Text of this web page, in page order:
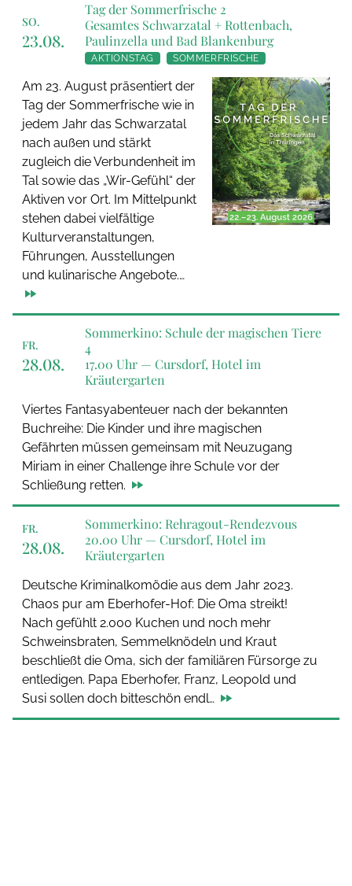
SO.
23.08.
Tag der Sommerfrische 2
Gesamtes Schwarzatal + Rottenbach,
Paulinzella und Bad Blankenburg
AKTIONSTAG SOMMERFRISCHE
Am 23. August präsentiert der
Tag der Sommerfrische wie in
jedem Jahr das Schwarzatal
nach außen und stärkt
zugleich die Verbundenheit im
Tal sowie das „Wir-Gefühl“ der
Aktiven vor Ort. Im Mittelpunkt
stehen dabei vielfältige
Kulturveranstaltungen,
Führungen, Ausstellungen
und kulinarische Angebote.…
FR.
28.08.
Sommerkino: Schule der magischen Tiere
4
17.00 Uhr — Cursdorf, Hotel im
Kräutergarten
Viertes Fantasyabenteuer nach der bekannten
Buchreihe: Die Kinder und ihre magischen
Gefährten müssen gemeinsam mit Neuzugang
Miriam in einer Challenge ihre Schule vor der
Schließung retten.
FR.
28.08.
Sommerkino: Rehragout-Rendezvous
20.00 Uhr — Cursdorf, Hotel im
Kräutergarten
Deutsche Kriminalkomödie aus dem Jahr 2023.
Chaos pur am Eberhofer-Hof: Die Oma streikt!
Nach gefühlt 2.000 Kuchen und noch mehr
Schweinsbraten, Semmelknödeln und Kraut
beschließt die Oma, sich der familiären Fürsorge zu
entledigen. Papa Eberhofer, Franz, Leopold und
Susi sollen doch bitteschön endl…